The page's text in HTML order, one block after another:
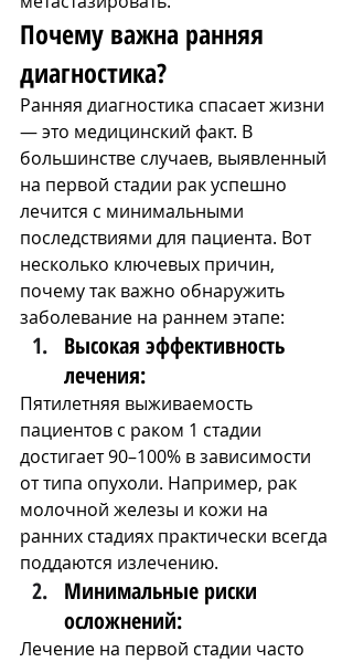
Почему важна ранняя
диагностика?
Ранняя диагностика спасает жизни
— это медицинский факт. В
большинстве случаев, выявленный
на первой стадии рак успешно
лечится с минимальными
последствиями для пациента. Вот
несколько ключевых причин,
почему так важно обнаружить
заболевание на раннем этапе:
Высокая эффективность
лечения:
Пятилетняя выживаемость
пациентов с раком 1 стадии
достигает 90–100% в зависимости
от типа опухоли. Например, рак
молочной железы и кожи на
ранних стадиях практически всегда
поддаются излечению​.
Минимальные риски
осложнений:
Лечение на первой стадии часто